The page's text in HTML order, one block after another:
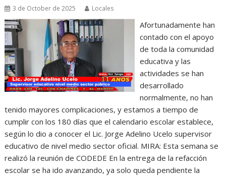
3 de October de 2025 Locales
Afortunadamente han
contado con el apoyo
de toda la comunidad
educativa y las
actividades se han
desarrollado
normalmente, no han
tenido mayores complicaciones, y estamos a tiempo de
cumplir con los 180 días que el calendario escolar establece,
según lo dio a conocer el Lic. Jorge Adelino Ucelo supervisor
educativo de nivel medio sector oficial. MIRA: Esta semana se
realizó la reunión de CODEDE En la entrega de la refacción
escolar se ha ido avanzando, ya solo queda pendiente la